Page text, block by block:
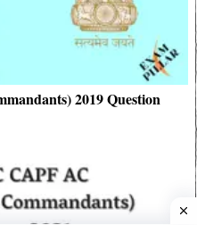
2019 Question